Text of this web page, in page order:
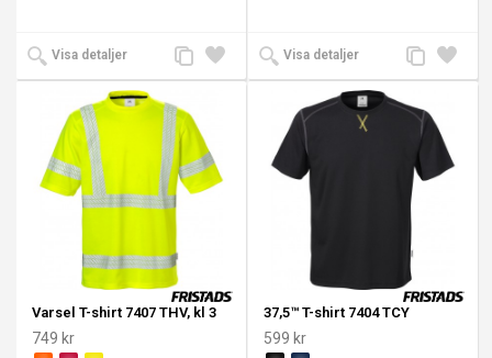
Visa detaljer
Lägg
till i
Lägg
till
Visa detaljer
Lägg
till i
Lägg
till
Varsel T-shirt 7407 THV, kl 3
749 kr
37,5™ T-shirt 7404 TCY
599 kr